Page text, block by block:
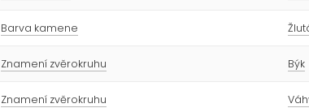
Barva kamene
Znamení zvěrokruhu Býk
Znamení zvěrokruhu